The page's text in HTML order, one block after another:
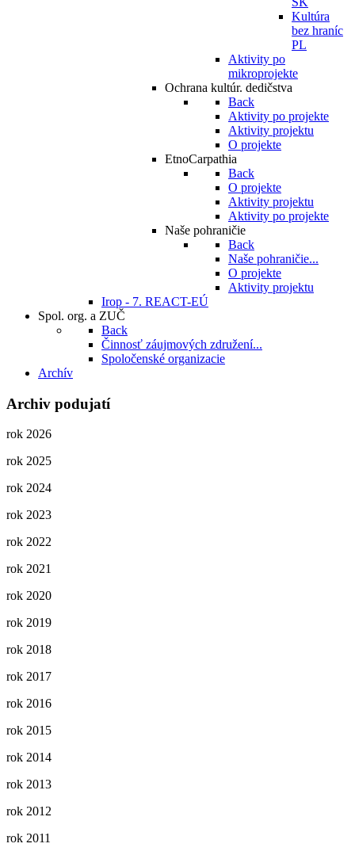
Kultúra
bez hraníc
PL
Aktivity po
mikroprojekte
Ochrana kultúr. dedičstva
Back
Aktivity po projekte
Aktivity projektu
O projekte
EtnoCarpathia
Back
O projekte
Aktivity projektu
Aktivity po projekte
Naše pohraničie
Back
Naše pohraničie...
O projekte
Aktivity projektu
Irop - 7. REACT-EÚ
Spol. org. a ZUČ
Back
Činnosť záujmových združení...
Spoločenské organizacie
Archív
Archiv podujatí
rok 2026
rok 2025
rok 2024
rok 2023
rok 2022
rok 2021
rok 2020
rok 2019
rok 2018
rok 2017
rok 2016
rok 2015
rok 2014
rok 2013
rok 2012
rok 2011